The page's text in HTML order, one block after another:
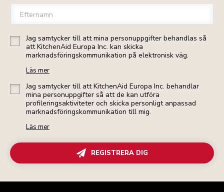
Efternamn
Jag samtycker till att mina personuppgifter behandlas så
att KitchenAid Europa Inc. kan skicka
marknadsföringskommunikation på elektronisk väg.
Läs mer
Jag samtycker till att KitchenAid Europa Inc. behandlar
mina personuppgifter så att de kan utföra
profileringsaktiviteter och skicka personligt anpassad
marknadsföringskommunikation till mig.
Läs mer
REGISTRERA DIG